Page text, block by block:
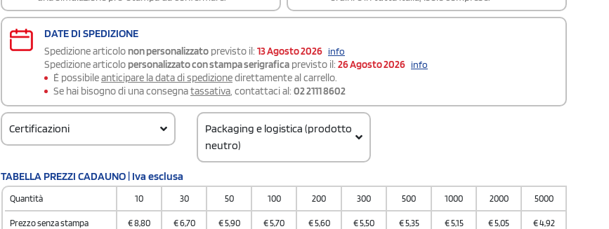
DATE DI SPEDIZIONE
Spedizione articolo non personalizzato previsto il: 13 Agosto 2026 info
Spedizione articolo personalizzato con stampa serigrafica previsto il: 26 Agosto 2026 info
É possibileanticipare la data di spedizionedirettamente al carrello.
Se hai bisogno di una consegnatassativa , contattaci al: 02 2111 8602
Certificazioni
certificazione.pdf >
Packaging e logistica (prodotto
neutro)
65050030
TABELLA PREZZI CADAUNO | Iva esclusa
Quantità 10 30 50 100 200 300 500 1000 2000 5000
Prezzo senza stampa €8,80 €6,70 €5,90 €5,70 €5,60 €5,50 €5,35 €5,15 €5,05 €4,92